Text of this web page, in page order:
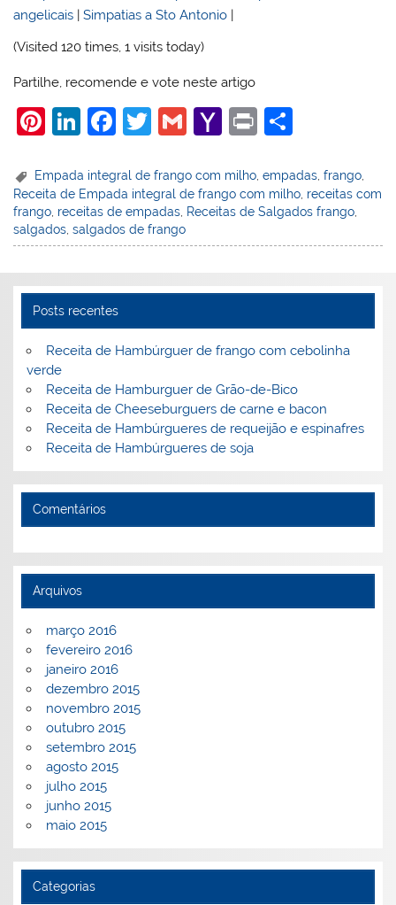
angelicais |Simpatias a Sto Antonio
(Visited 120 times, 1 visits today)
Partilhe, recomende e vote neste artigo
Pi
er
e
st
Li
k
e
dI
F
c
e
b
o
k
T
itt
er
G
ai
l
Y
h
o
ai
Pr
t
ar
e
Empada integral de frango com milho ,empadas ,frango
Receita de Empada integral de frango com milho receitas com
frango receitas de empadas Receitas de Salgados frango
salgados ,salgados de frango
Posts recentes
Receita de Hambúrguer de frango com cebolinha
verde
Receita de Hamburguer de Grão-de-Bico
Receita de Cheeseburguers de carne e bacon
Receita de Hambúrgueres de requeijão e espinafres
Receita de Hambúrgueres de soja
Comentários
Arquivos
março 2016
fevereiro 2016
janeiro 2016
dezembro 2015
novembro 2015
outubro 2015
setembro 2015
agosto 2015
julho 2015
junho 2015
maio 2015
Categorias